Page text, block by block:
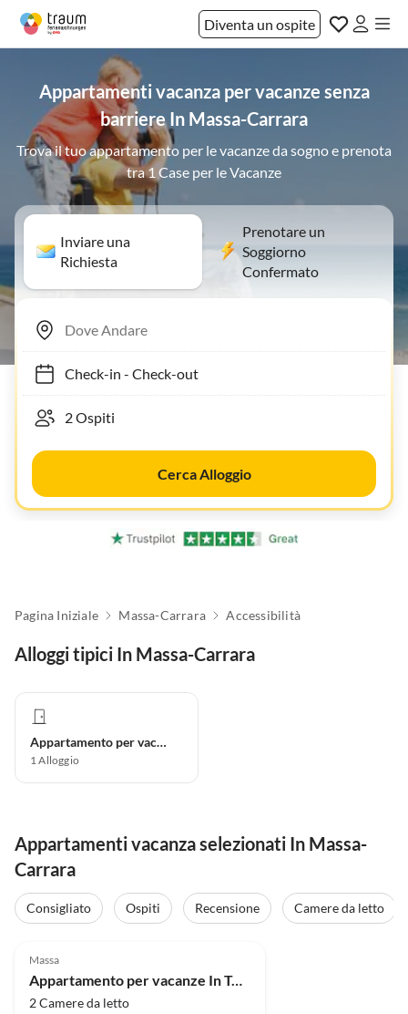
Diventa un ospite
Appartamenti vacanza per vacanze senza
barriere In Massa-Carrara
Trova il tuo appartamento per le vacanze da sogno e prenota
tra 1 Case per le Vacanze
Inviare una
Richiesta
Prenotare un
Soggiorno
Confermato
Check-in- Check-out
Cerca Alloggio
Pagina Iniziale Massa-Carrara Accessibilità
Alloggi tipici In Massa-Carrara
Appartamento per vacanze
1Alloggio
Appartamenti vacanza selezionati In Massa-
Carrara
Consigliato Ospiti Recensione
Camere da letto
Massa
Appartamento per vacanze In Toscana vicino al mare
2 Camere da letto